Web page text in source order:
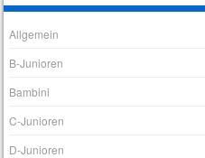
Allgemein
B-Junioren
Bambini
C-Junioren
D-Junioren